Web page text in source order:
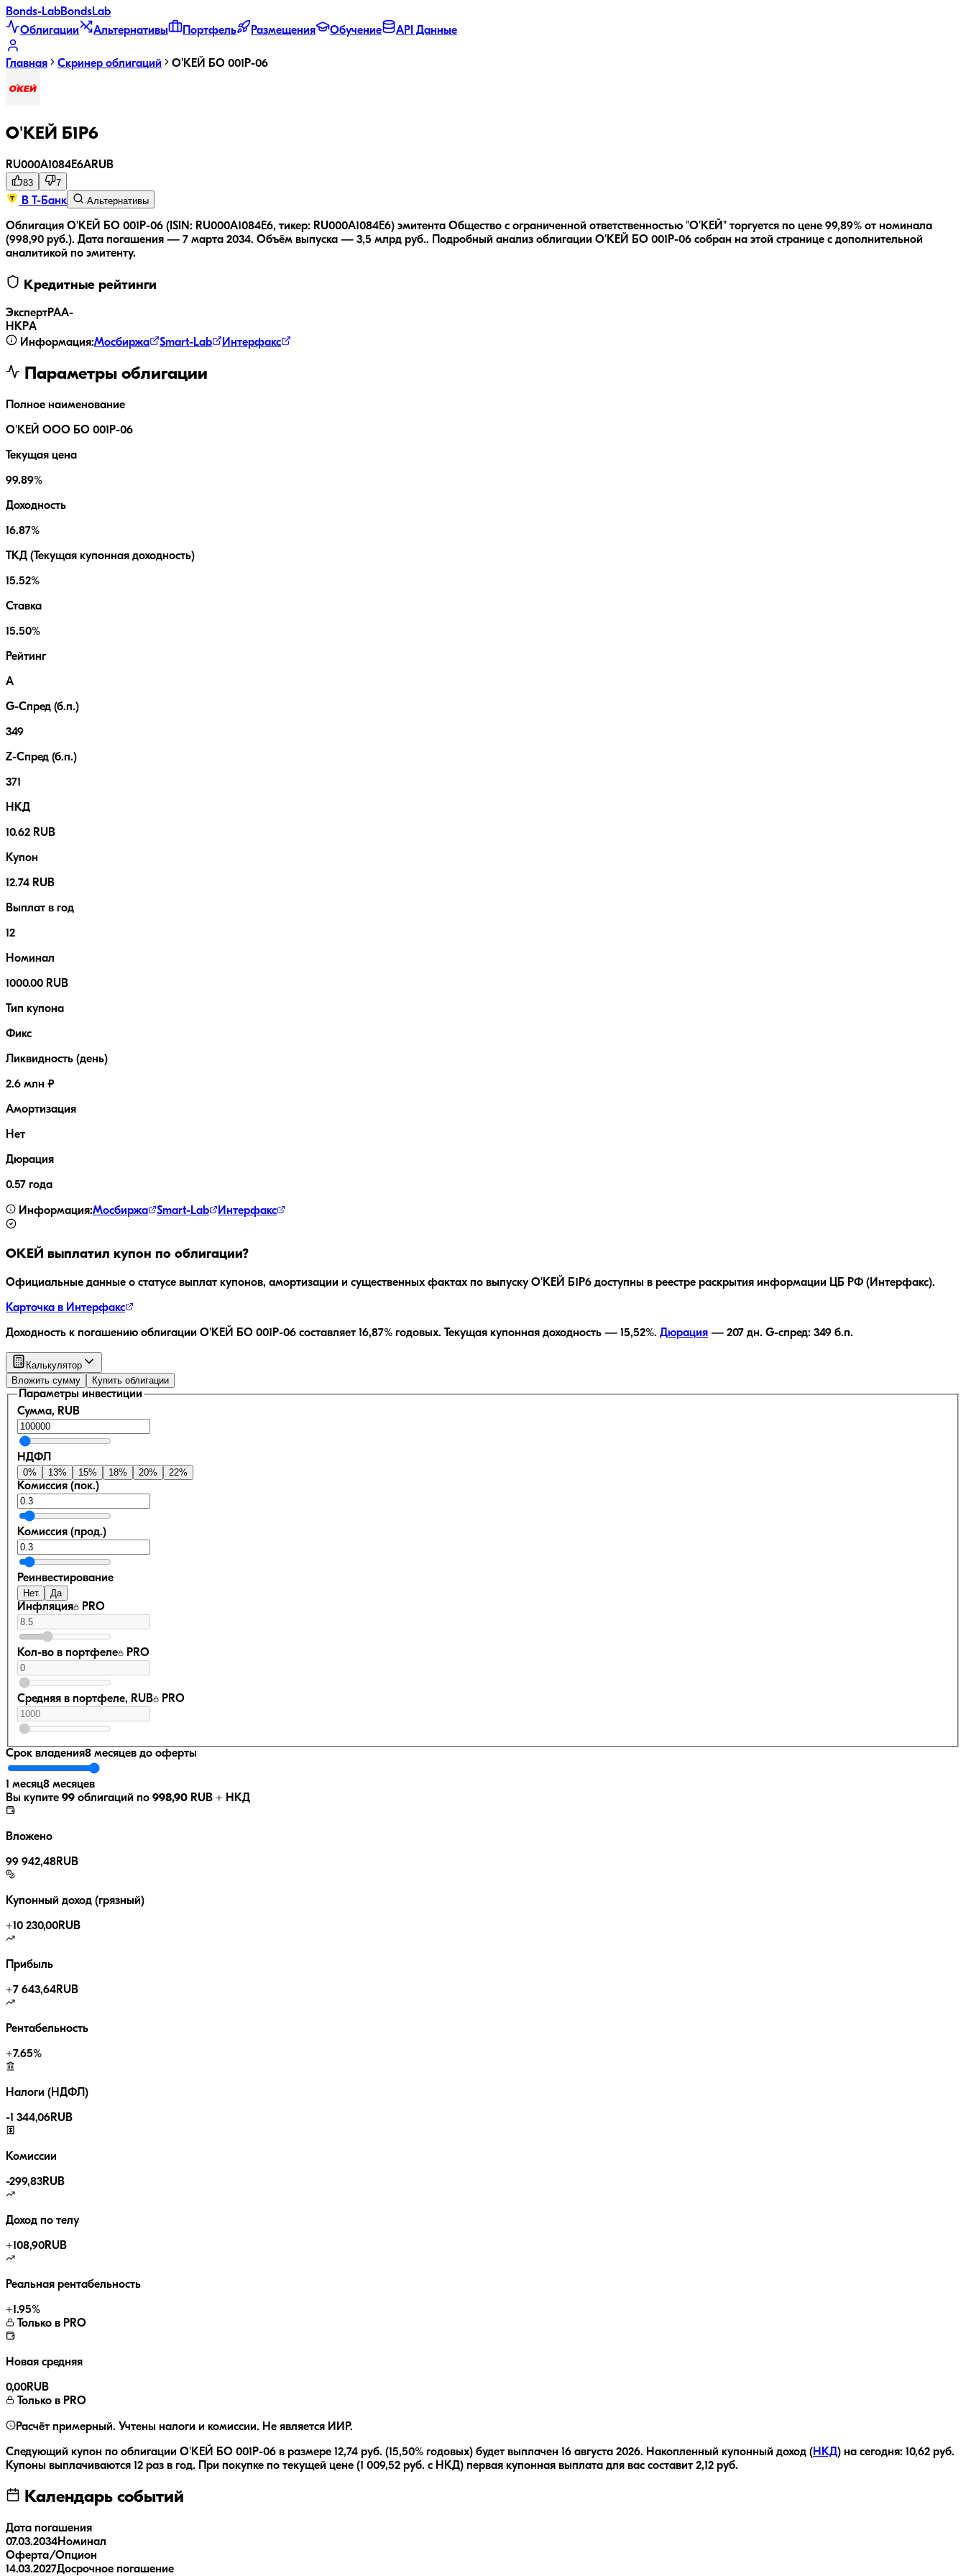
Bonds-LabBondsLab
Облигации
Альтернативы Портфель Размещения Обучение API Данные
Главная Скринер облигаций О'КЕЙ БО 001Р-06
О'КЕЙ Б1Р6
RU000A1084E6ARUB
83 7
В Т-Банк Альтернативы
Облигация О'КЕЙ БО 001Р-06 (ISIN: RU000A1084E6, тикер: RU000A1084E6) эмитента Общество с ограниченной ответственностью "О'КЕЙ" торгуется по цене 99,89% от номинала
(998,90 руб.). Дата погашения — 7 марта 2034. Объём выпуска — 3,5 млрд руб.. Подробный анализ облигации О'КЕЙ БО 001Р-06 собран на этой странице с дополнительной
аналитикой по эмитенту.
Кредитные рейтинги
ЭкспертРАA-
НКРA
Информация:Мосбиржа Smart-Lab Интерфакс
Параметры облигации
Полное наименование
О'КЕЙ ООО БО 001Р-06
Текущая цена
99.89%
Доходность
16.87%
ТКД (Текущая купонная доходность)
15.52%
Ставка
15.50%
Рейтинг
A
G-Спред (б.п.)
349
Z-Спред (б.п.)
371
НКД
10.62 RUB
Купон
12.74 RUB
Выплат в год
12
Номинал
1000.00 RUB
Тип купона
Фикс
Ликвидность (день)
2.6 млн ₽
Амортизация
Нет
Дюрация
0.57 года
Информация:Мосбиржа Smart-Lab Интерфакс
ОКЕЙ выплатил купон по облигации?
Официальные данные о статусе выплат купонов, амортизации и существенных фактах по выпуску О'КЕЙ Б1Р6 доступны в реестре раскрытия информации ЦБ РФ (Интерфакс).
Карточка в Интерфакс
Доходность к погашению облигации О'КЕЙ БО 001Р-06 составляет 16,87% годовых. Текущая купонная доходность — 15,52%. Дюрация — 207 дн. G-спред: 349 б.п.
Калькулятор
Вложить сумму
Купить облигации
Параметры инвестиции
Сумма, RUB
НДФЛ
0% 13% 15% 18% 20% 22%
Комиссия (пок.)
Комиссия (прод.)
Реинвестирование
Нет Да
Инфляция PRO
Кол-во в портфеле PRO
Средняя в портфеле, RUB PRO
Срок владения8 месяцев до оферты
1 месяц8 месяцев
Вы купите 99 облигаций по 998,90 RUB + НКД
Вложено
99 942,48RUB
Купонный доход (грязный)
+10 230,00RUB
Прибыль
+7 643,64RUB
Рентабельность
+7.65%
Налоги (НДФЛ)
-1 344,06RUB
Комиссии
-299,83RUB
Доход по телу
+108,90RUB
Реальная рентабельность
+1.95%
Только в PRO
Новая средняя
0,00RUB
Только в PRO
Расчёт примерный. Учтены налоги и комиссии. Не является ИИР.
Следующий купон по облигации О'КЕЙ БО 001Р-06 в размере 12,74 руб. (15,50% годовых) будет выплачен 16 августа 2026. Накопленный купонный доход ( НКД) на сегодня: 10,62 руб.
Купоны выплачиваются 12 раз в год. При покупке по текущей цене (1 009,52 руб. с НКД) первая купонная выплата для вас составит 2,12 руб.
Календарь событий
Дата погашения
07.03.2034Номинал
Оферта/Опцион
14.03.2027Досрочное погашение